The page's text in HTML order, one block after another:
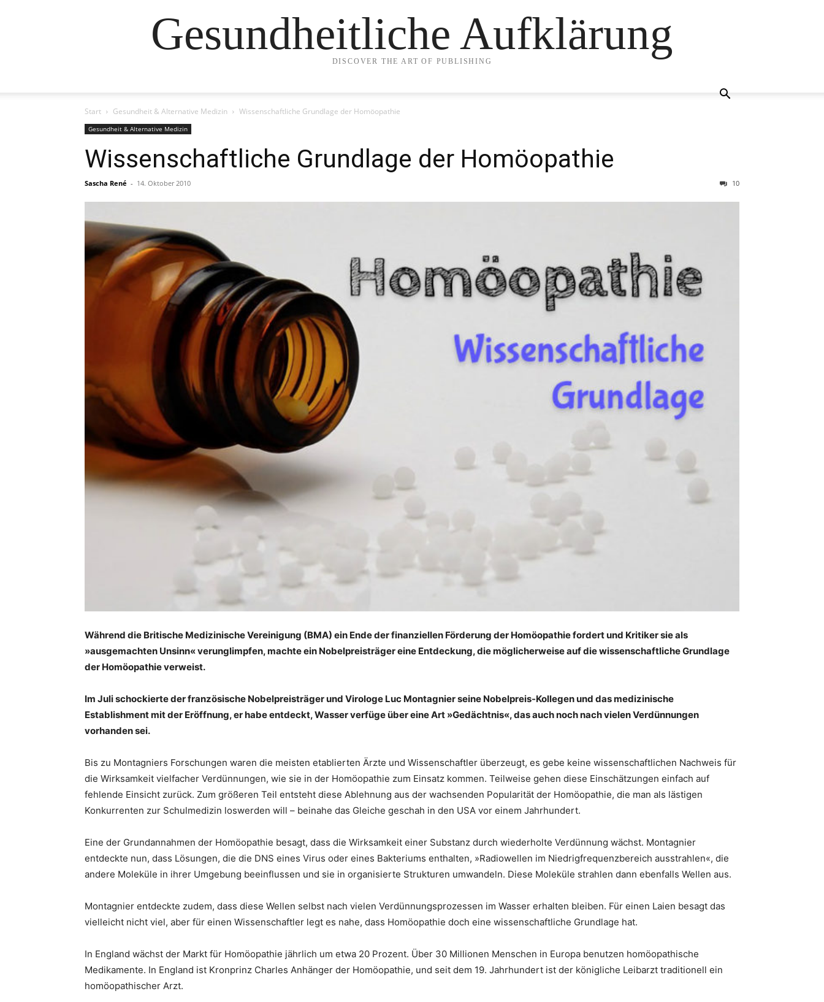
Gesundheitliche Aufklärung
DISCOVER THE ART OF PUBLISHING
Start Gesundheit & Alternative Medizin Wissenschaftliche Grundlage der Homöopathie
Gesundheit & Alternative Medizin
Wissenschaftliche Grundlage der Homöopathie
Sascha René - 14. Oktober 2010 10
Während die Britische Medizinische Vereinigung (BMA) ein Ende der finanziellen Förderung der Homöopathie fordert und Kritiker sie als
»ausgemachten Unsinn« verunglimpfen, machte ein Nobelpreisträger eine Entdeckung, die möglicherweise auf die wissenschaftliche Grundlage
der Homöopathie verweist.
Im Juli schockierte der französische Nobelpreisträger und Virologe Luc Montagnier seine Nobelpreis-Kollegen und das medizinische
Establishment mit der Eröffnung, er habe entdeckt, Wasser verfüge über eine Art »Gedächtnis«, das auch noch nach vielen Verdünnungen
vorhanden sei.
Bis zu Montagniers Forschungen waren die meisten etablierten Ärzte und Wissenschaftler überzeugt, es gebe keine wissenschaftlichen Nachweis für
die Wirksamkeit vielfacher Verdünnungen, wie sie in der Homöopathie zum Einsatz kommen. Teilweise gehen diese Einschätzungen einfach auf
fehlende Einsicht zurück. Zum größeren Teil entsteht diese Ablehnung aus der wachsenden Popularität der Homöopathie, die man als lästigen
Konkurrenten zur Schulmedizin loswerden will – beinahe das Gleiche geschah in den USA vor einem Jahrhundert.
Eine der Grundannahmen der Homöopathie besagt, dass die Wirksamkeit einer Substanz durch wiederholte Verdünnung wächst. Montagnier
entdeckte nun, dass Lösungen, die die DNS eines Virus oder eines Bakteriums enthalten, »Radiowellen im Niedrigfrequenzbereich ausstrahlen«, die
andere Moleküle in ihrer Umgebung beeinflussen und sie in organisierte Strukturen umwandeln. Diese Moleküle strahlen dann ebenfalls Wellen aus.
Montagnier entdeckte zudem, dass diese Wellen selbst nach vielen Verdünnungsprozessen im Wasser erhalten bleiben. Für einen Laien besagt das
vielleicht nicht viel, aber für einen Wissenschaftler legt es nahe, dass Homöopathie doch eine wissenschaftliche Grundlage hat.
In England wächst der Markt für Homöopathie jährlich um etwa 20 Prozent. Über 30 Millionen Menschen in Europa benutzen homöopathische
Medikamente. In England ist Kronprinz Charles Anhänger der Homöopathie, und seit dem 19. Jahrhundert ist der königliche Leibarzt traditionell ein
homöopathischer Arzt.